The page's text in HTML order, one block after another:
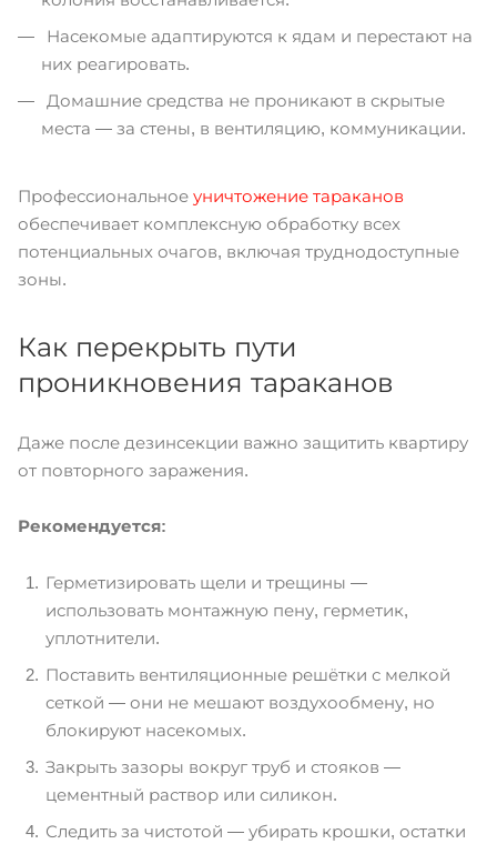
Насекомые адаптируются к ядам и перестают на
них реагировать.
Домашние средства не проникают в скрытые
места — за стены, в вентиляцию, коммуникации.
Профессиональное уничтожение тараканов
обеспечивает комплексную обработку всех
потенциальных очагов, включая труднодоступные
зоны.
Как перекрыть пути
проникновения тараканов
Даже после дезинсекции важно защитить квартиру
от повторного заражения.
Рекомендуется:
Герметизировать щели и трещины —
использовать монтажную пену, герметик,
уплотнители.
Поставить вентиляционные решётки с мелкой
сеткой — они не мешают воздухообмену, но
блокируют насекомых.
Закрыть зазоры вокруг труб и стояков —
цементный раствор или силикон.
Следить за чистотой — убирать крошки, остатки